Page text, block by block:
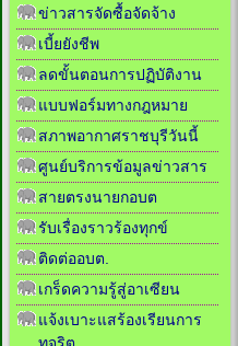
ข่าวสารจัดซื้อจัดจ้าง
เบี้ยยังชีพ
ลดขั้นตอนการปฏิบัติงาน
แบบฟอร์มทางกฎหมาย
สภาพอากาศราชบุรีวันนี้
ศูนย์บริการข้อมูลข่าวสาร
สายตรงนายกอบต
รับเรื่องราวร้องทุกข์
ติดต่ออบต.
เกร็ดความรู้สู่อาเซียน
แจ้งเบาะแสร้องเรียนการ